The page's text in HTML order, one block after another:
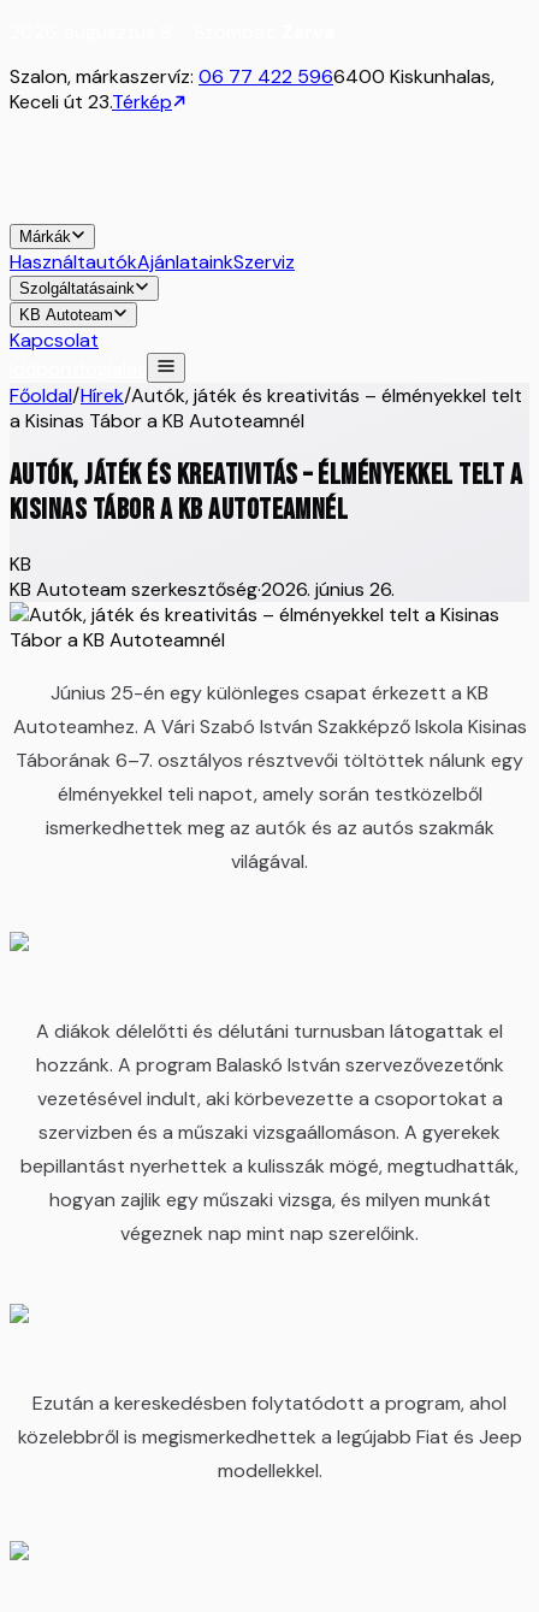
Szalon, márkaszervíz: 06 77 422 5966400 Kiskunhalas,
Keceli út 23.Térkép
Márkák
HasználtautókAjánlatainkSzerviz
Szolgáltatásaink
KB Autoteam
Kapcsolat
Főoldal/Hírek/Autók, játék és kreativitás – élményekkel telt
a Kisinas Tábor a KB Autoteamnél
Autók, játék és kreativitás – élményekkel telt a
Kisinas Tábor a KB Autoteamnél
KB
KB Autoteam szerkesztőség·2026. június 26.
Június 25-én egy különleges csapat érkezett a KB
Autoteamhez. A Vári Szabó István Szakképző Iskola Kisinas
Táborának 6–7. osztályos résztvevői töltöttek nálunk egy
élményekkel teli napot, amely során testközelből
ismerkedhettek meg az autók és az autós szakmák
világával.
A diákok délelőtti és délutáni turnusban látogattak el
hozzánk. A program Balaskó István szervezővezetőnk
vezetésével indult, aki körbevezette a csoportokat a
szervizben és a műszaki vizsgaállomáson. A gyerekek
bepillantást nyerhettek a kulisszák mögé, megtudhatták,
hogyan zajlik egy műszaki vizsga, és milyen munkát
végeznek nap mint nap szerelőink.
Ezután a kereskedésben folytatódott a program, ahol
közelebbről is megismerkedhettek a legújabb Fiat és Jeep
modellekkel.